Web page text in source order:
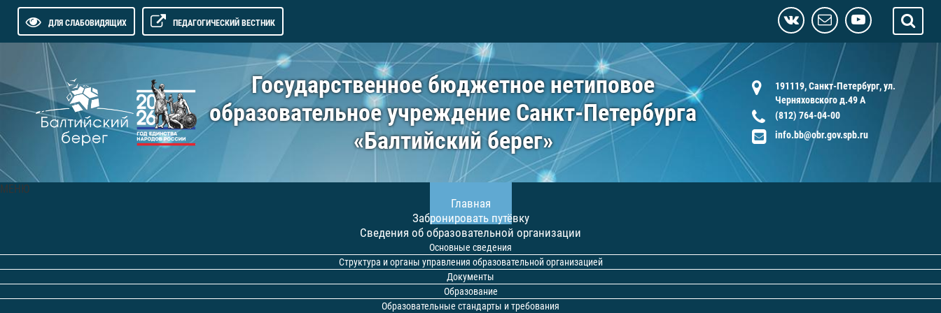
ДЛЯ СЛАБОВИДЯЩИХ ПЕДАГОГИЧЕСКИЙ ВЕСТНИК
Государственное бюджетное нетиповое
образовательное учреждение Санкт-Петербурга
«Балтийский берег»
191119, Санкт-Петербург, ул.
Черняховского д.49 А
(812) 764-04-00
info.bb@obr.gov.spb.ru
МЕНЮ
Главная
Забронировать путёвку
Сведения об образовательной организации
Основные сведения
Структура и органы управления образовательной организацией
Документы
Образование
Образовательные стандарты и требования